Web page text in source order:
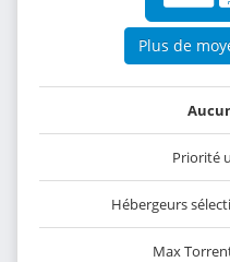
Plus de
Priorité
Hébergeurs
Max